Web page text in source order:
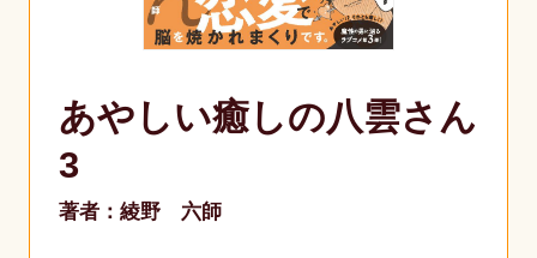
あやしい癒しの八雲さん
3
著者：綾野 六師